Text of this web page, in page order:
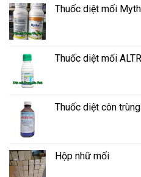
Thuốc diệt mối
Thuốc diệt mối
Thuốc diệt côn
Hộp nhữ mối